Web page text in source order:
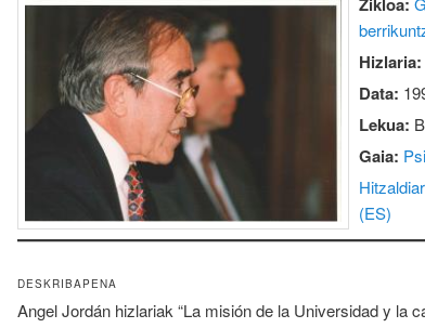
Hizlaria:
Data:
Lekua:
Gaia:
(ES)
DESKRIBAPENA
Angel Jordán hizlariak “La misión de la Universidad y la